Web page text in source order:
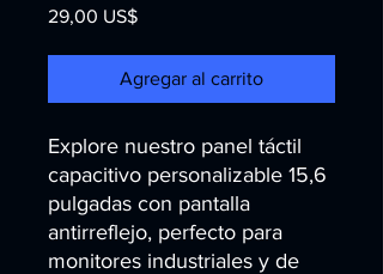
29,00 US$Precio
Agregar al carrito
Explore nuestro panel táctil
capacitivo personalizable 15,6
pulgadas con pantalla
antirreflejo, perfecto para
monitores industriales y de